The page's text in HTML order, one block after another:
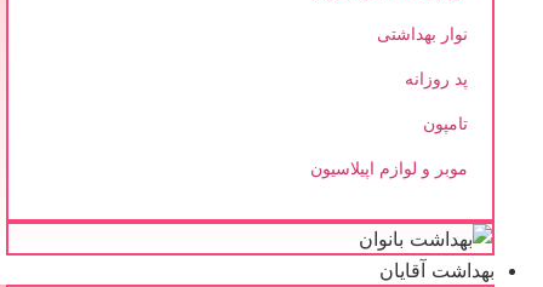
نوار بهداشتی
پد روزانه
تامپون
موبر و لوازم اپیلاسیون
بهداشت آقایان